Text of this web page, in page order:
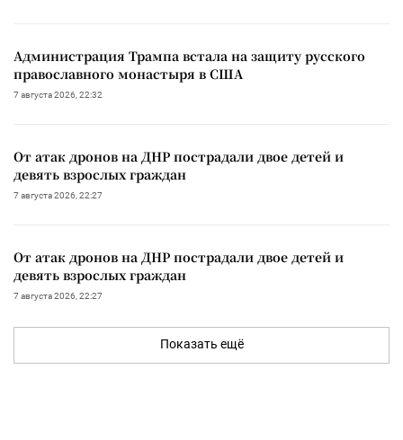
Администрация Трампа встала на защиту русского
православного монастыря в США
7 августа 2026, 22:32
От атак дронов на ДНР пострадали двое детей и
девять взрослых граждан
7 августа 2026, 22:27
От атак дронов на ДНР пострадали двое детей и
девять взрослых граждан
7 августа 2026, 22:27
Показать ещё